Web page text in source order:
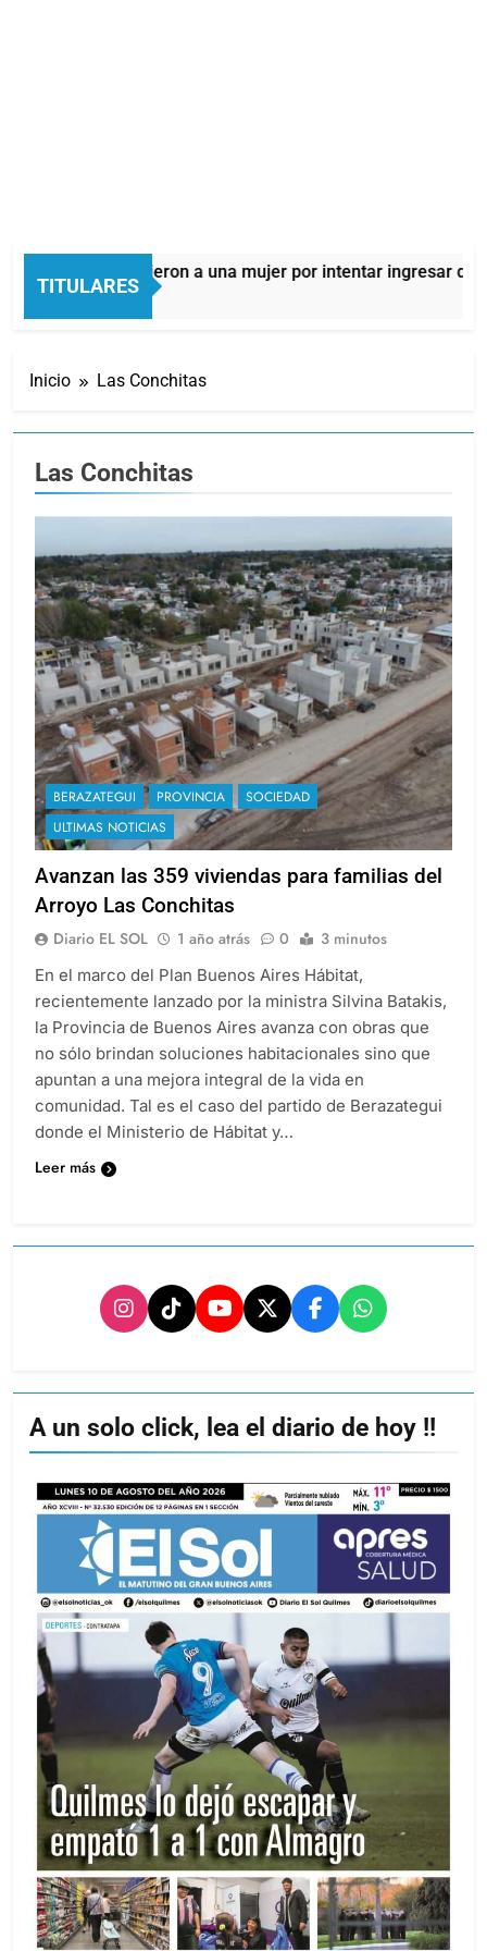
TITULARES
detuvieron a una mujer por intentar ingresar droga a
Atrás
Inicio Las Conchitas
Las Conchitas
BERAZATEGUI PROVINCIA
SOCIEDAD
ULTIMAS NOTICIAS
Avanzan las 359 viviendas para familias del
Arroyo Las Conchitas
Diario EL SOL 1 año atrás 0 3 minutos
En el marco del Plan Buenos Aires Hábitat,
recientemente lanzado por la ministra Silvina Batakis,
la Provincia de Buenos Aires avanza con obras que
no sólo brindan soluciones habitacionales sino que
apuntan a una mejora integral de la vida en
comunidad. Tal es el caso del partido de Berazategui
donde el Ministerio de Hábitat y…
Leer más
A un solo click, lea el diario de hoy !!